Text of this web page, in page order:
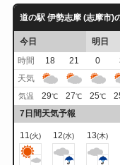
道の駅 伊勢志摩 (志摩市)
今日
明日
時間
18 21 0
天気
気温 29℃ 27℃ 25℃
7日間天気予報
11(火) 12(水) 13(木)